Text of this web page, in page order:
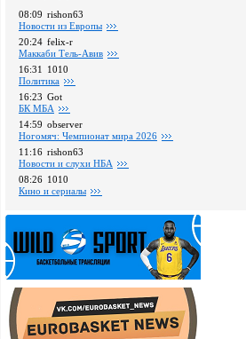
08:09 rishon63
Новости из Европы
20:24 felix-r
Маккаби Тель-Авив
16:31
1010
Политика
16:23 Got
БК МБА
14:59 observer
Ногомяч: Чемпионат мира 2026
11:16 rishon63
Новости и слухи НБА
08:26 1010
Кино и сериалы